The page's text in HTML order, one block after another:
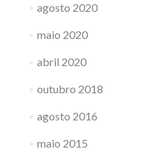
agosto 2020
maio 2020
abril 2020
outubro 2018
agosto 2016
maio 2015